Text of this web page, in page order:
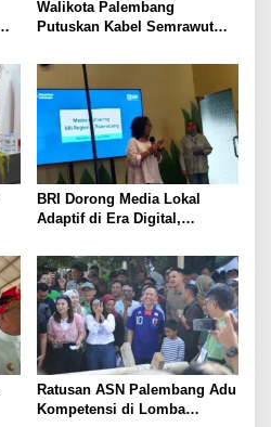
Walikota Palembang
Putuskan Kabel Semrawut
BRI Dorong Media Lokal
Adaptif di Era Digital,
Journalism
Ratusan ASN Palembang Adu
Kompetensi di Lomba